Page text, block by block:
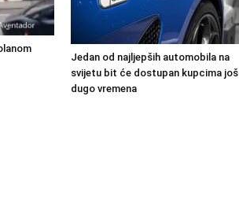
Jedan od najljepših automobila na
svijetu bit će dostupan kupcima još
dugo vremena